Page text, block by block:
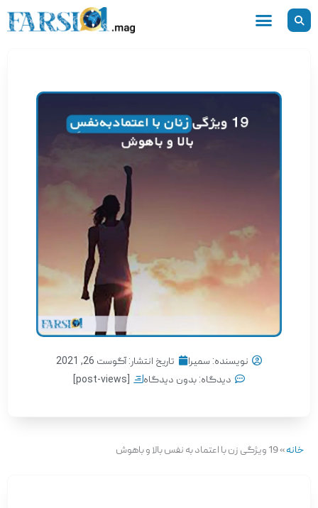
پرش
به
نویسنده: سمیرا تاریخ انتشار: آگوست 26, 2021
دیدگاه: بدون دیدگاه [post-views]
خانه»19 ویژگی زن با اعتماد به نفس بالا و باهوش